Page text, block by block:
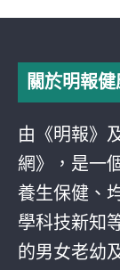
關於明報健
由《明報》
網》，是一
養生保健、
學科技新知
的男女老幼